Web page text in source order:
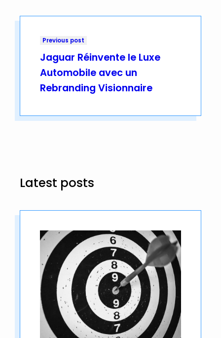
Previous post
Jaguar Réinvente le Luxe
Automobile avec un
Rebranding Visionnaire
Latest posts